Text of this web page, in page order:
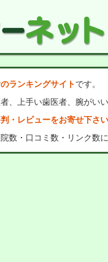
ランキングサイトです。
、上手い歯医者、腕がい
・レビューをお寄せ下さい
数・口コミ数・リンク数